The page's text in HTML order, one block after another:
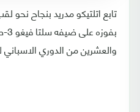
تابع اتلتيكو مدريد بنجاح
والعشرين من الدوري الاسباني